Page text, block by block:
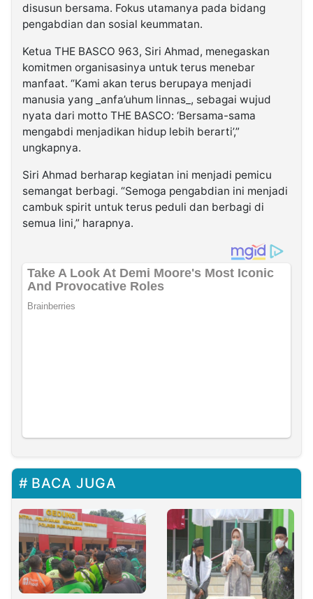
disusun bersama. Fokus utamanya pada bidang
pengabdian dan sosial keummatan.
Ketua THE BASCO 963, Siri Ahmad, menegaskan
komitmen organisasinya untuk terus menebar
manfaat. “Kami akan terus berupaya menjadi
manusia yang _anfa’uhum linnas_, sebagai wujud
nyata dari motto THE BASCO: ‘Bersama-sama
mengabdi menjadikan hidup lebih berarti’,”
ungkapnya.
Siri Ahmad berharap kegiatan ini menjadi pemicu
semangat berbagi. “Semoga pengabdian ini menjadi
cambuk spirit untuk terus peduli dan berbagi di
semua lini,” harapnya.
BACA JUGA